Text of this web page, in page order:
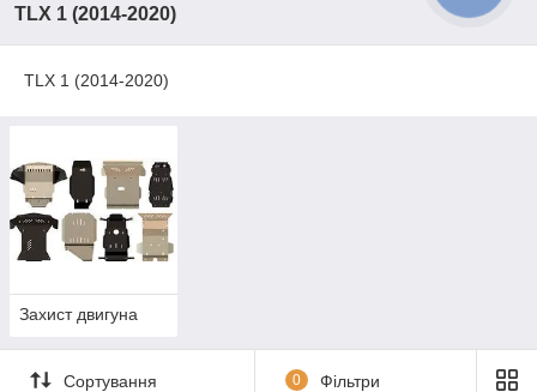
TLX 1 (2014-2020)
TLX 1 (2014-2020)
Захист двигуна
Сортування 0 Фільтри